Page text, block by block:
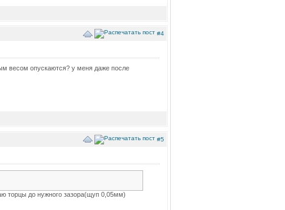
#4
весом опускаются? у меня даже после
#5
торцы до нужного зазора(щуп 0,05мм)